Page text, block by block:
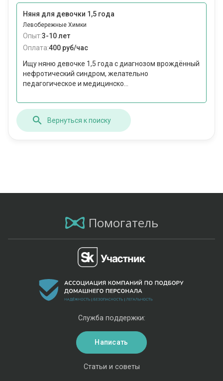
Няня для девочки 1,5 года
Левобережные Химки
Опыт:3-10 лет
Оплата:400 руб/час
Ищу няню девочке 1,5 года с диагнозом врождённый
нефротический синдром, желательно
педагогическое и медицинско...
Вернуться к поиску
Помогатель
Статьи и советы
Служба поддержки:
Написать